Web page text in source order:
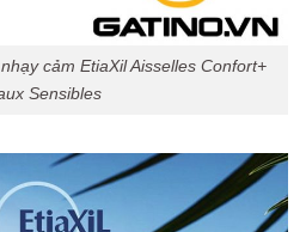
cảm EtiaXil Aisselles Confort+
Sensibles